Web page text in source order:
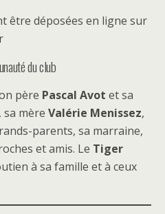
être déposées en ligne sur
du club
père Pascal Avot et sa
, sa mère Valérie Menissez,
parents, sa marraine,
et amis. Le Tiger
à sa famille et à ceux